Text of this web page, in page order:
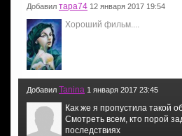
Добавил тара74 12 января 2017 19:54
Хороший фильм....
Добавил Tanina 1 января 2017 23:45
Как же я пропустила такой
Смотреть всем, кто порой
последствиях